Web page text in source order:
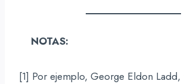
NOTAS:
[1] Por ejemplo, George Eldon Ladd,